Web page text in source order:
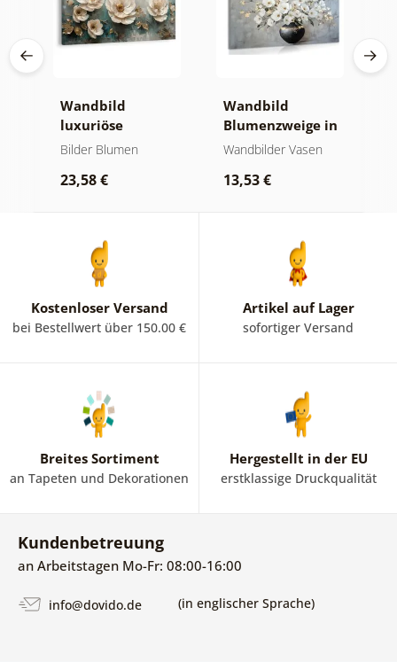
Wandbild
luxuriöse
blumenharmonie
Bilder Blumen
23,58 €
Wandbild
Blumenzweige in
einer schwarzen
Wandbilder Vasen
13,53 €
Kostenloser Versand
bei Bestellwert über 150.00 €
Artikel auf Lager
sofortiger Versand
Breites Sortiment
an Tapeten und Dekorationen
Hergestellt in der EU
erstklassige Druckqualität
Kundenbetreuung
an Arbeitstagen Mo-Fr: 08:00-16:00
info@dovido.de (in englischer Sprache)